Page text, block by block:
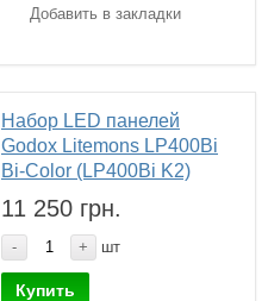
Добавить в закладки
Набор LED панелей
Godox Litemons LP400Bi
Bi-Color (LP400Bi K2)
11 250 грн.
- + шт
Купить